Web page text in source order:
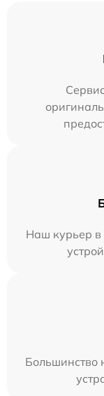
Наш курьер в
Большинство